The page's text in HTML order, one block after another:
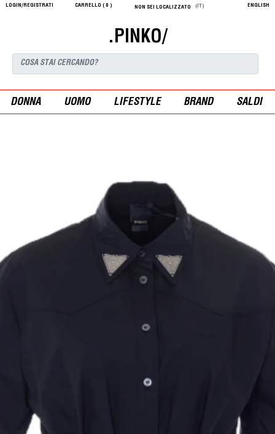
LOGIN/REGISTRATI CARRELLO ( 0 ) NON SEI LOCALIZZATO (IT) ENGLISH
.PINKO/
DONNA UOMO LIFESTYLE BRAND SALDI